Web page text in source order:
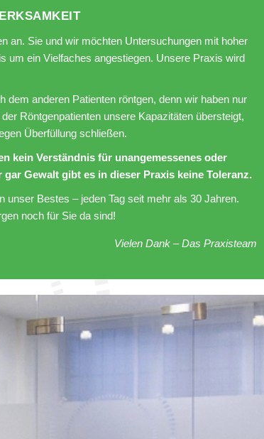
an. Sie und wir möchten Untersuchungen mit hoher
um ein Vielfaches angestiegen. Unsere Praxis wird
anderen Patienten röntgen, denn wir haben nur
Röntgenpatienten unsere Kapazitäten übersteigt,
Überfüllung schließen.
kein Verständnis für unangemessenes oder
Gewalt gibt es in dieser Praxis keine Toleranz.
Bestes – jeden Tag seit mehr als 30 Jahren.
noch für Sie da sind!
Vielen Dank – Das Praxisteam